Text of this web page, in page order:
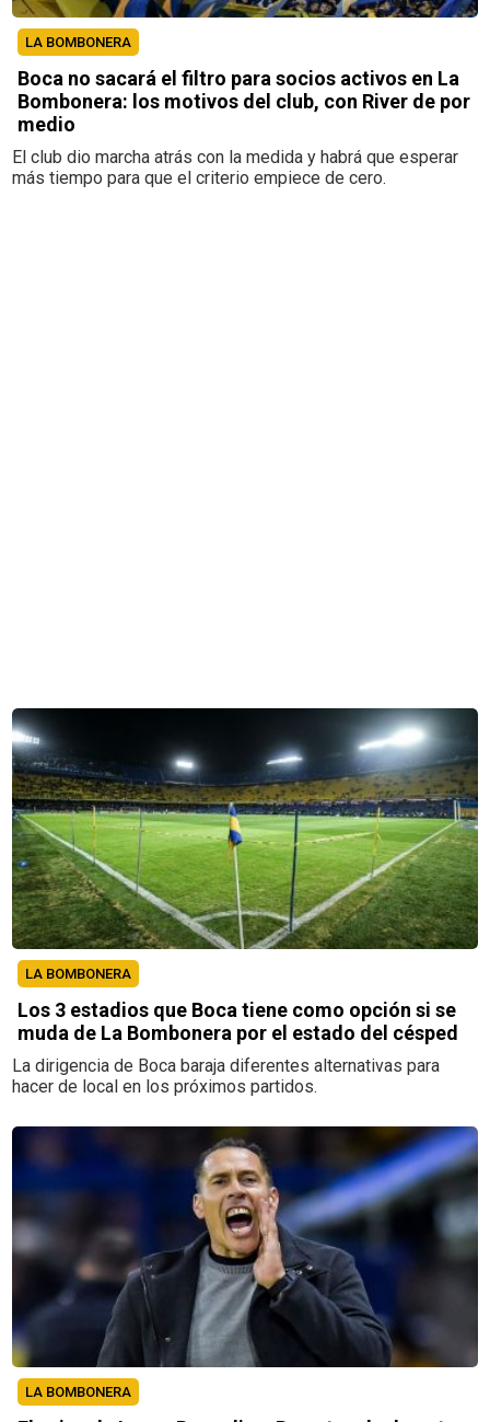
LA BOMBONERA
Boca no sacará el filtro para socios activos en La
Bombonera: los motivos del club, con River de por
medio
El club dio marcha atrás con la medida y habrá que esperar
más tiempo para que el criterio empiece de cero.
LA BOMBONERA
Los 3 estadios que Boca tiene como opción si se
muda de La Bombonera por el estado del césped
La dirigencia de Boca baraja diferentes alternativas para
hacer de local en los próximos partidos.
LA BOMBONERA